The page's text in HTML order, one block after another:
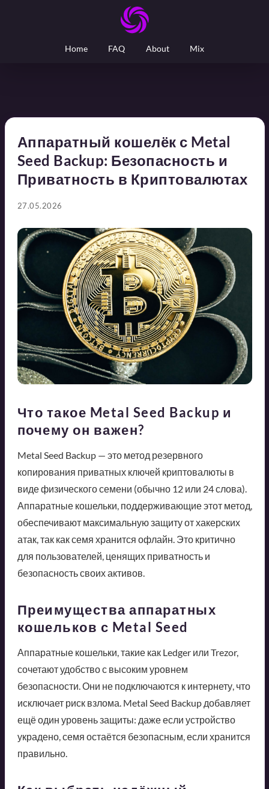
Home FAQ About Mix
Аппаратный кошелёк с Metal
Seed Backup: Безопасность и
Приватность в Криптовалютах
27.05.2026
Что такое Metal Seed Backup и
почему он важен?
Metal Seed Backup — это метод резервного
копирования приватных ключей криптовалюты в
виде физического семени (обычно 12 или 24 слова).
Аппаратные кошельки, поддерживающие этот метод,
обеспечивают максимальную защиту от хакерских
атак, так как семя хранится офлайн. Это критично
для пользователей, ценящих приватность и
безопасность своих активов.
Преимущества аппаратных
кошельков с Metal Seed
Аппаратные кошельки, такие как Ledger или Trezor,
сочетают удобство с высоким уровнем
безопасности. Они не подключаются к интернету, что
исключает риск взлома. Metal Seed Backup добавляет
ещё один уровень защиты: даже если устройство
украдено, семя остаётся безопасным, если хранится
правильно.